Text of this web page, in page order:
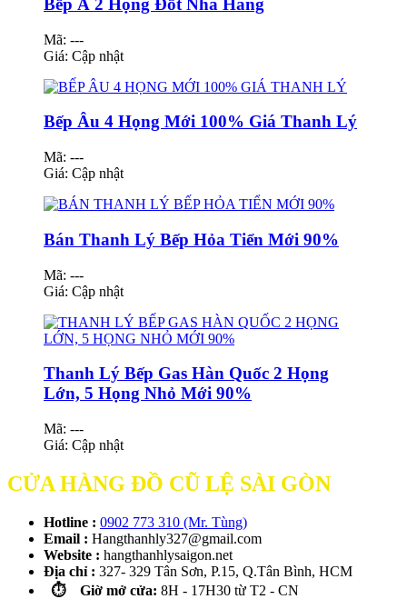
Bếp Á 2 Họng Đốt Nhà Hàng
Mã: ---
Giá: Cập nhật
Bếp Âu 4 Họng Mới 100% Giá Thanh Lý
Mã: ---
Giá: Cập nhật
Bán Thanh Lý Bếp Hỏa Tiển Mới 90%
Mã: ---
Giá: Cập nhật
Thanh Lý Bếp Gas Hàn Quốc 2 Họng
Lớn, 5 Họng Nhỏ Mới 90%
Mã: ---
Giá: Cập nhật
CỬA HÀNG ĐỒ CŨ LỆ SÀI GÒN
Hotline : 0902 773 310 (Mr. Tùng)
Email : Hangthanhly327@gmail.com
Website : hangthanhlysaigon.net
Địa chỉ : 327- 329 Tân Sơn, P.15, Q.Tân Bình, HCM
⏱️ Giờ mở cửa: 8H - 17H30 từ T2 - CN